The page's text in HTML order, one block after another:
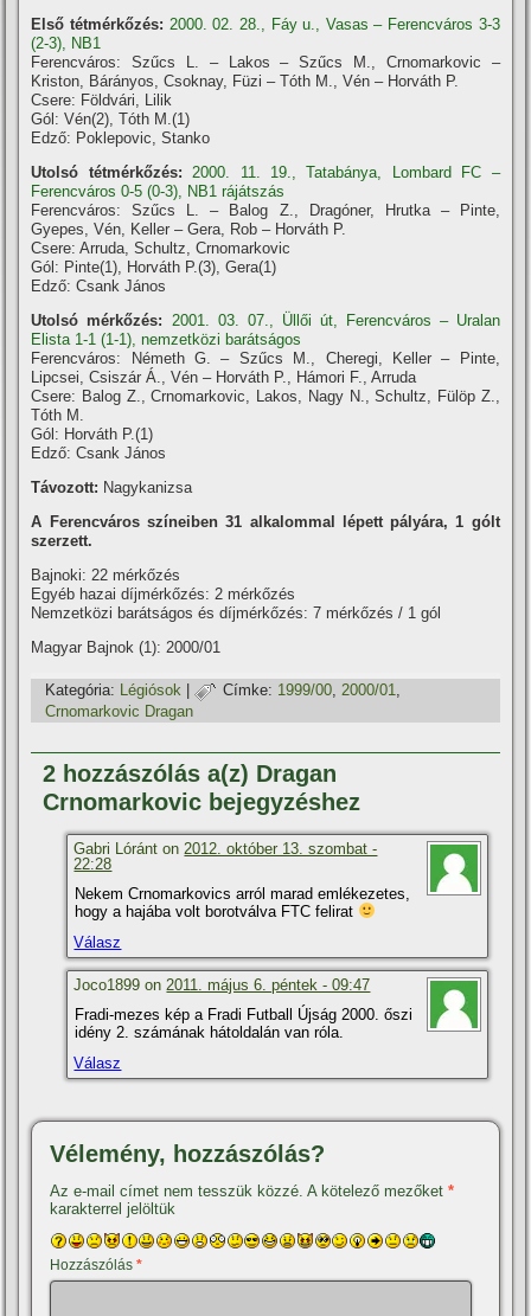
Első tétmérkőzés: 2000. 02. 28., Fáy u., Vasas – Ferencváros 3-3
(2-3), NB1
Ferencváros: Szűcs L. – Lakos – Szűcs M., Crnomarkovic –
Kriston, Bárányos, Csoknay, Füzi – Tóth M., Vén – Horváth P.
Csere: Földvári, Lilik
Gól: Vén(2), Tóth M.(1)
Edző: Poklepovic, Stanko
Utolsó tétmérkőzés:
2000. 11. 19., Tatabánya, Lombard FC –
Ferencváros 0-5 (0-3), NB1 rájátszás
Ferencváros: Szűcs L. – Balog Z., Dragóner, Hrutka – Pinte,
Gyepes, Vén, Keller – Gera, Rob – Horváth P.
Csere: Arruda, Schultz, Crnomarkovic
Gól: Pinte(1), Horváth P.(3), Gera(1)
Edző: Csank János
Utolsó mérkőzés: 2001. 03. 07., Üllői út, Ferencváros – Uralan
Elista 1-1 (1-1), nemzetközi barátságos
Ferencváros: Németh G. – Szűcs M., Cheregi, Keller – Pinte,
Lipcsei, Csiszár Á., Vén – Horváth P., Hámori F., Arruda
Csere: Balog Z., Crnomarkovic, Lakos, Nagy N., Schultz, Fülöp Z.,
Tóth M.
Gól: Horváth P.(1)
Edző: Csank János
Távozott: Nagykanizsa
A Ferencváros szí­neiben 31 alkalommal lépett pályára, 1 gólt
szerzett.
Bajnoki: 22 mérkőzés
Egyéb hazai dí­jmérkőzés: 2 mérkőzés
Nemzetközi barátságos és dí­jmérkőzés: 7 mérkőzés / 1 gól
Magyar Bajnok (1): 2000/01
Kategória: Légiósok | Címke: 1999/00,2000/01,
Crnomarkovic Dragan
2 hozzászólás a(z) Dragan
Crnomarkovic bejegyzéshez
Gabri Lóránt on2012. október 13. szombat -
22:28
Nekem Crnomarkovics arról marad emlékezetes,
hogy a hajába volt borotválva FTC felirat
Válasz
Joco1899 on2011. május 6. péntek - 09:47
Fradi-mezes kép a Fradi Futball Újság 2000. őszi
idény 2. számának hátoldalán van róla.
Válasz
Vélemény, hozzászólás?
Az e-mail címet nem tesszük közzé. A kötelező mezőket*
karakterrel jelöltük
Hozzászólás*